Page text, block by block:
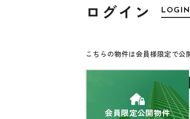
ログイン LOGIN
こちらの物件は会員様限定で公
会員限定公開物件